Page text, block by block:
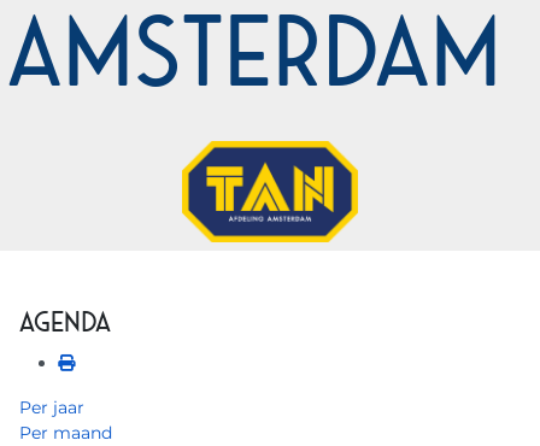
Amsterdam
Agenda
Per jaar
Per maand